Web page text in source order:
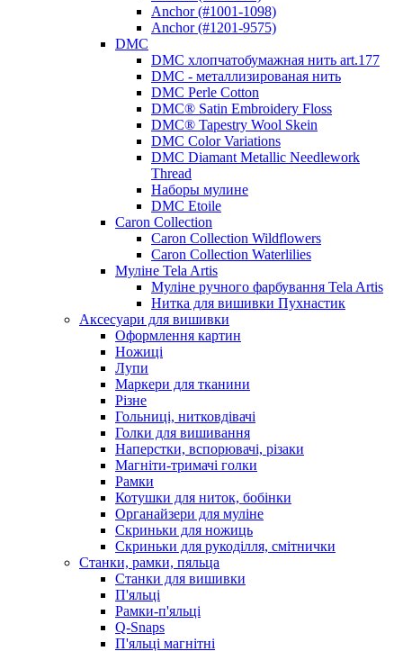
Anchor (#1001-1098)
Anchor (#1201-9575)
DMC
DMC хлопчатобумажная нить art.177
DMC - металлизированая нить
DMC Perle Cotton
DMC® Satin Embroidery Floss
DMC® Tapestry Wool Skein
DMC Color Variations
DMC Diamant Metallic Needlework
Thread
Наборы мулине
DMC Etoile
Caron Collection
Caron Collection Wildflowers
Caron Collection Waterlilies
Муліне Tela Artis
Муліне ручного фарбування Tela Artis
Нитка для вишивки Пухнастик
Аксесуари для вишивки
Оформлення картин
Ножиці
Лупи
Маркери для тканини
Різне
Гольниці, нитковдівачі
Голки для вишивання
Наперстки, вспорювачі, різаки
Магніти-тримачі голки
Рамки
Котушки для ниток, бобінки
Органайзери для муліне
Скриньки для ножиць
Скриньки для рукоділля, смітнички
Станки, рамки, пяльца
Станки для вишивки
П'яльці
Рамки-п'яльці
Q-Snaps
П'яльці магнітні